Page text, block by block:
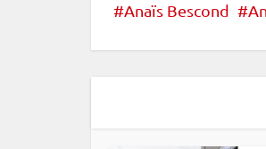
Anaïs Bescond